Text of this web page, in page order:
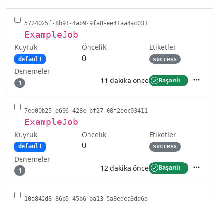
5724025f-8b91-4ab9-9fa8-ee41aa4ac031
ExampleJob
Kuyruk
default
Öncelik
0
Etiketler
success
Denemeler
1 11 dakika önce Başarılı
7ed00b25-e696-428c-bf27-08f2eec03411
ExampleJob
Kuyruk
default
Öncelik
0
Etiketler
success
Denemeler
1 12 dakika önce Başarılı
10a842d8-86b5-45b6-ba13-5a8edea3dd6d